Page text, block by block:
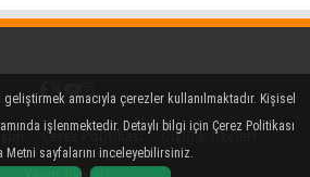
Facebook
Twitter (X)
YouTube
Instagram
Çerez Politikası
Gizlilik İlkeleri
amacıyla çerezler kullanılmaktadır. Kişisel
işlenmektedir. Detaylı bilgi için Çerez Politikası
Metni sayfalarını inceleyebilirsiniz.